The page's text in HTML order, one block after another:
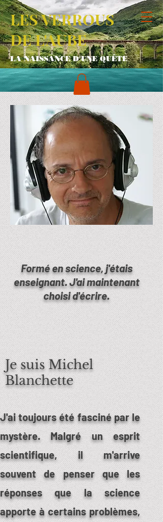
LES VERROUS
DE L'AUBE
LA NAISSANCE D'UNE QUÊTE
Formé en science, j'étais
enseignant. J'ai maintenant
choisi d'écrire.
Je suis Michel
Blanchette
J'ai toujours été fasciné par le
mystère. Malgré un esprit
scientifique, il m'arrive
souvent de penser que les
réponses que la science
apporte à certains problèmes,